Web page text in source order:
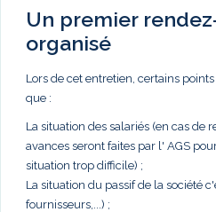
Un premier
organisé
Lors de cet entretien, certains
que :
La situation des salariés (en cas de
avances seront faites par l' AGS
situation trop difficile) ;
La situation du passif de la société
fournisseurs,...) ;